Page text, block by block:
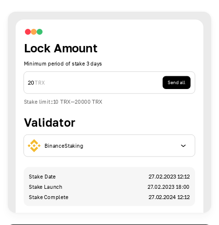
Lock Amount
Minimum period of stake 3 days
20TRX Send all
Stake limit:10 TRX-20000 TRX
Validator
BinanceStaking
Stake Date 27.02.2023 12:12
Stake Launch
27.02.2023 18:00
Stake Complete
27.02.2024 12:12